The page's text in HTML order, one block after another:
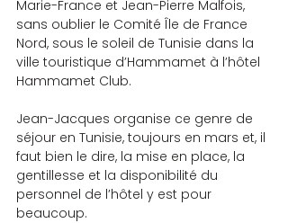
Marie-France et Jean-Pierre Malfois,
sans oublier le Comité Île de France
Nord, sous le soleil de Tunisie dans la
ville touristique d’Hammamet à l’hôtel
Hammamet Club.
Jean-Jacques organise ce genre de
séjour en Tunisie, toujours en mars et, il
faut bien le dire, la mise en place, la
gentillesse et la disponibilité du
personnel de l’hôtel y est pour
beaucoup.